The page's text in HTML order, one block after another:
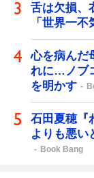
舌は欠損、
「世界一
心を病んだ
れに…ノブ
を明かす
石田夏穂『
よりも悪い
Book Bang